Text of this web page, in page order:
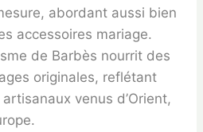
abordant aussi bien
accessoires mariage.
de Barbès nourrit des
originales, reflétant
venus d’Orient,